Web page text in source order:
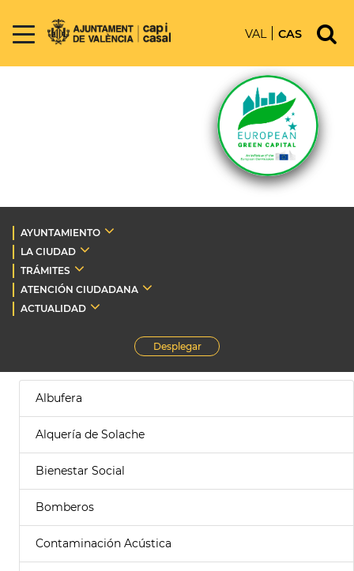
VAL CAS
AYUNTAMIENTO
LA CIUDAD
TRÁMITES
ATENCIÓN CIUDADANA
ACTUALIDAD
Desplegar
Albufera
Alquería de Solache
Bienestar Social
Bomberos
Contaminación Acústica